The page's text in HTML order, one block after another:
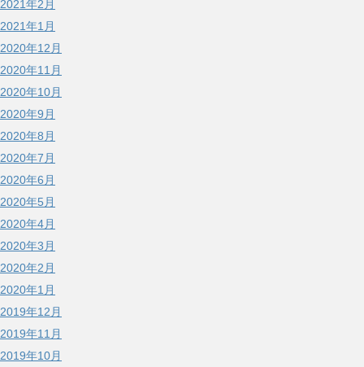
2021年2月
2021年1月
2020年12月
2020年11月
2020年10月
2020年9月
2020年8月
2020年7月
2020年6月
2020年5月
2020年4月
2020年3月
2020年2月
2020年1月
2019年12月
2019年11月
2019年10月